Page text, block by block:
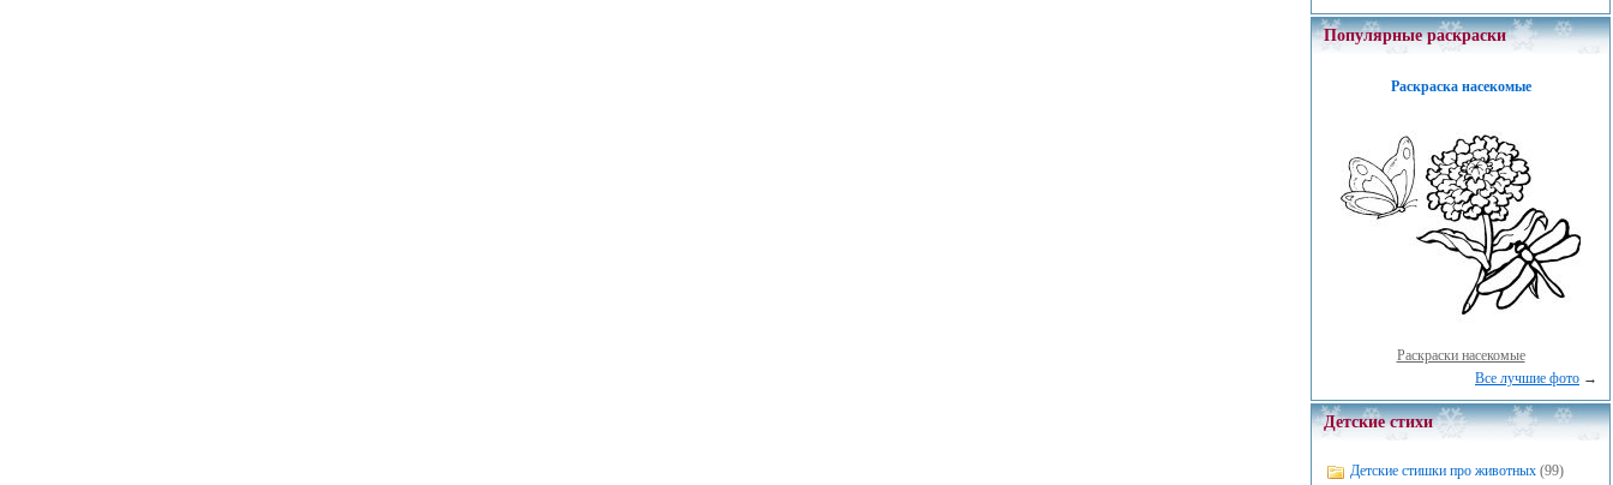
Популярные раскраски
Раскраска насекомые
Раскраски насекомые
Все лучшие фото →
Детские стихи
Детские стишки про животных (99)